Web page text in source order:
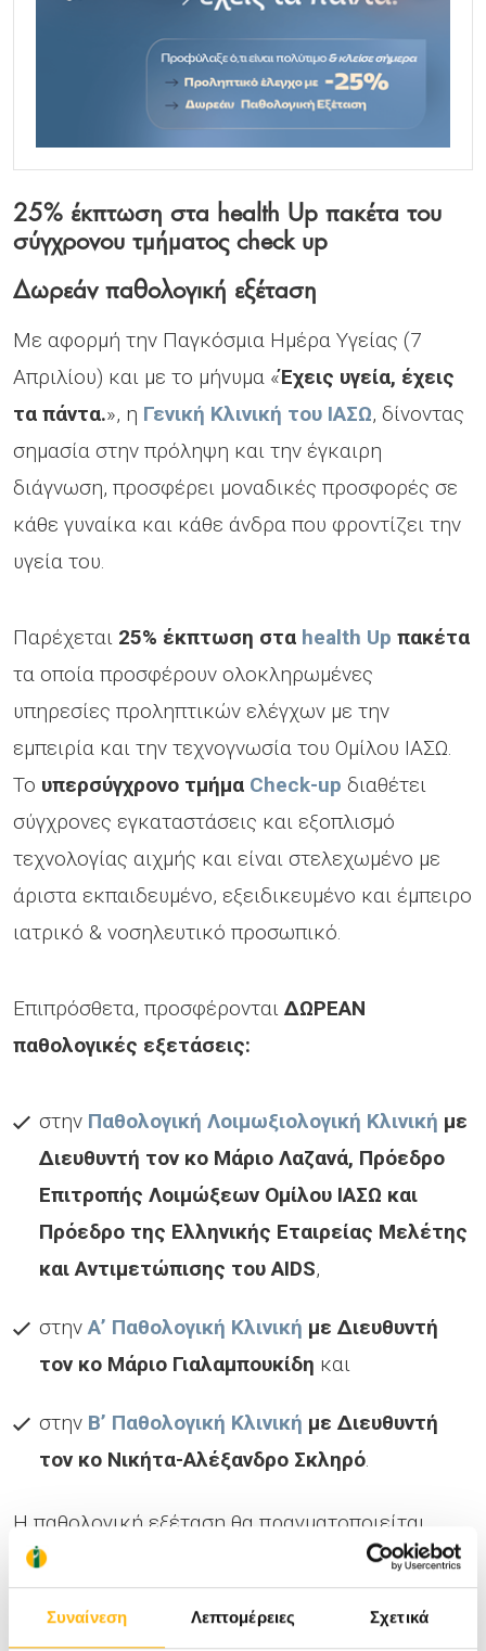
Συναίνεση Λεπτομέρειες Σχετικά
25% έκπτωση στα health Up πακέτα του
σύγχρονου τμήματος check up
Δωρεάν παθολογική εξέταση
Με αφορμή την Παγκόσμια Ημέρα Υγείας (7
Απριλίου) και με το μήνυμα «Έχεις υγεία, έχεις
τα πάντα.», η Γενική Κλινική του ΙΑΣΩ, δίνοντας
σημασία στην πρόληψη και την έγκαιρη
διάγνωση, προσφέρει μοναδικές προσφορές σε
κάθε γυναίκα και κάθε άνδρα που φροντίζει την
υγεία του.
Παρέχεται 25% έκπτωση στα health Up πακέτα
τα οποία προσφέρουν ολοκληρωμένες
υπηρεσίες προληπτικών ελέγχων με την
εμπειρία και την τεχνογνωσία του Ομίλου ΙΑΣΩ.
Το υπερσύγχρονο τμήμα Check-up διαθέτει
σύγχρονες εγκαταστάσεις και εξοπλισμό
τεχνολογίας αιχμής και είναι στελεχωμένο με
άριστα εκπαιδευμένο, εξειδικευμένο και έμπειρο
ιατρικό & νοσηλευτικό προσωπικό.
Επιπρόσθετα, προσφέρονται ΔΩΡΕΑΝ
παθολογικές εξετάσεις:
στην Παθολογική Λοιμωξιολογική Κλινική με
Διευθυντή τον κο Μάριο Λαζανά, Πρόεδρο
Επιτροπής Λοιμώξεων Ομίλου ΙΑΣΩ και
Πρόεδρο της Ελληνικής Εταιρείας Μελέτης
και Αντιμετώπισης του AIDS,
στηνΑ’ Παθολογική Κλινική με Διευθυντή
τον κο Μάριο Γιαλαμπουκίδη και
στην Β’ Παθολογική Κλινική με Διευθυντή
τον κο Νικήτα-Αλέξανδρο Σκληρό.
Η παθολογική εξέταση θα πραγματοποιείται
κατόπιν ραντεβού.
Στο ΙΑΣΩ Γενική Κλινική, παρέχουμε